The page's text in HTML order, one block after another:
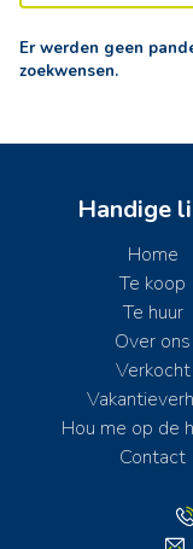
Er werden geen
zoekwensen.
Handige
Home
Te koop
Te huur
Over ons
Verkocht
Hou me op de
Contact